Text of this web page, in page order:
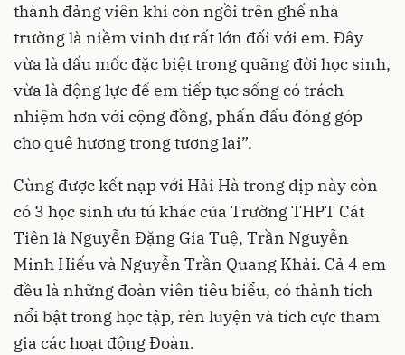
thành đảng viên khi còn ngồi trên ghế nhà
trường là niềm vinh dự rất lớn đối với em. Đây
vừa là dấu mốc đặc biệt trong quãng đời học sinh,
vừa là động lực để em tiếp tục sống có trách
nhiệm hơn với cộng đồng, phấn đấu đóng góp
cho quê hương trong tương lai”.
Cùng được kết nạp với Hải Hà trong dịp này còn
có 3 học sinh ưu tú khác của Trường THPT Cát
Tiên là Nguyễn Đặng Gia Tuệ, Trần Nguyễn
Minh Hiếu và Nguyễn Trần Quang Khải. Cả 4 em
đều là những đoàn viên tiêu biểu, có thành tích
nổi bật trong học tập, rèn luyện và tích cực tham
gia các hoạt động Đoàn.